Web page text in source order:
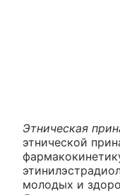
Этническая
этнической
молодых и